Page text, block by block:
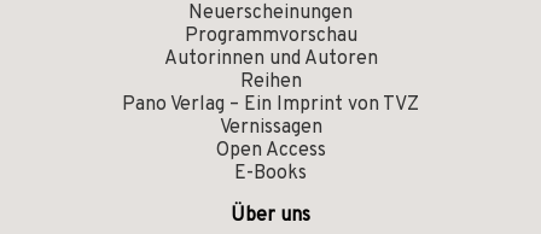
Neuerscheinungen
Programmvorschau
Autorinnen und Autoren
Reihen
Pano Verlag – Ein Imprint von TVZ
Vernissagen
Open Access
E-Books
Über uns